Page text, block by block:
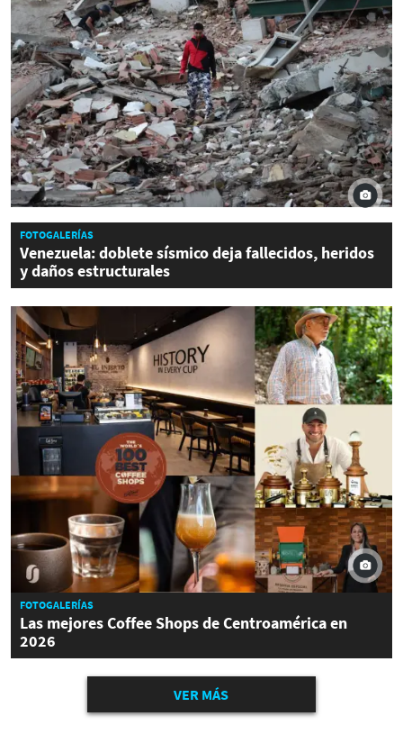
FOTOGALERÍAS
Venezuela: doblete sísmico deja fallecidos, heridos
y daños estructurales
FOTOGALERÍAS
Las mejores Coffee Shops de Centroamérica en
2026
VER MÁS